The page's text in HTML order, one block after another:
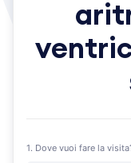
1. Dove vuoi fare la